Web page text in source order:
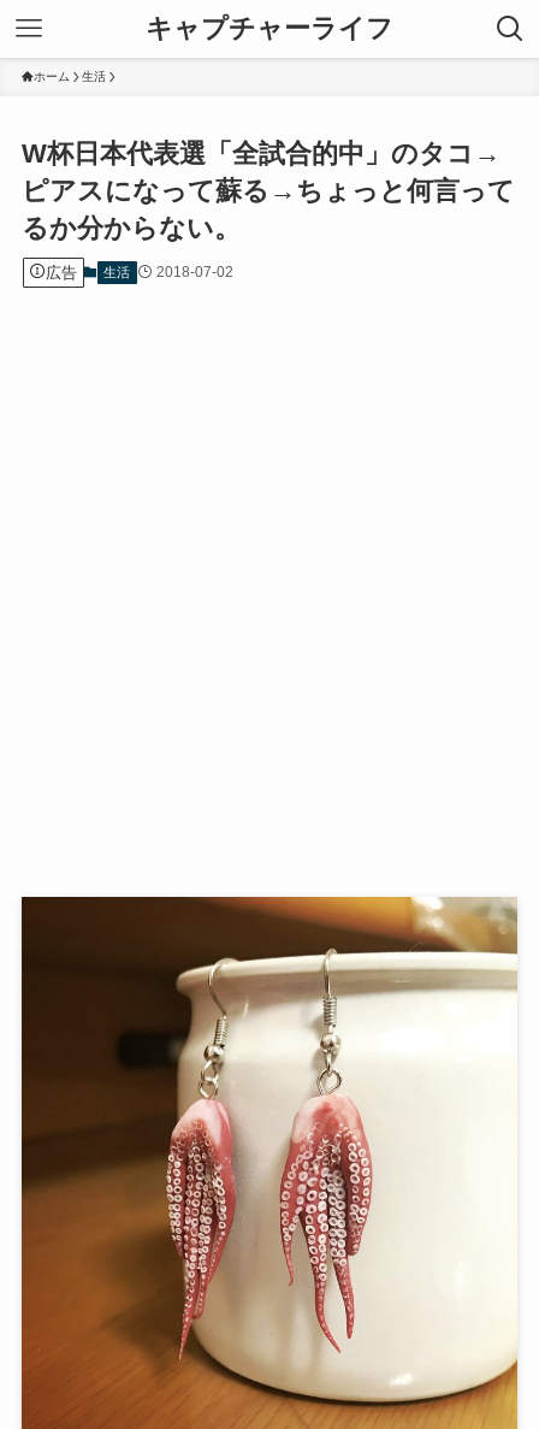
キャプチャーライフ
ホーム 生活
W杯日本代表選「全試合的中」のタコ→
ピアスになって蘇る→ちょっと何言って
るか分からない。
広告 生活 2018-07-02